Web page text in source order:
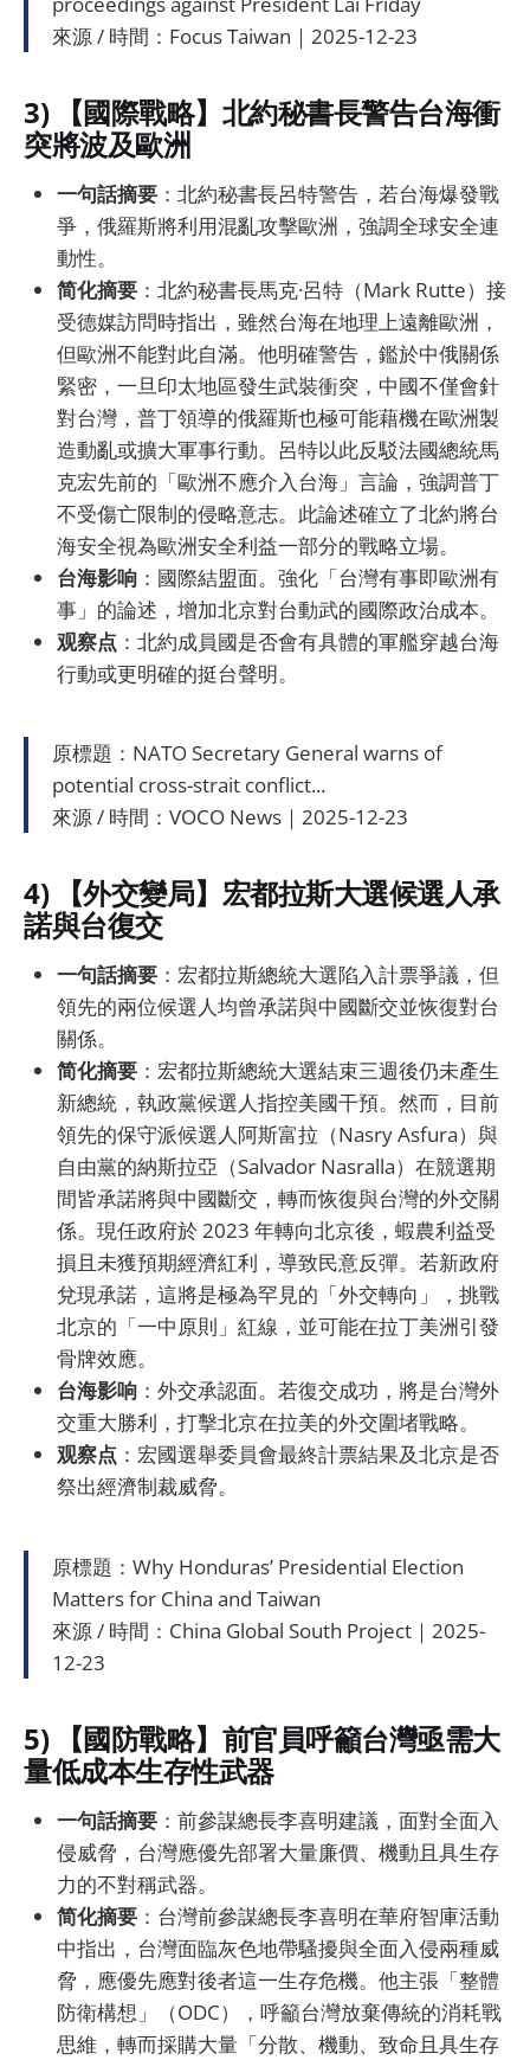
來源 / 時間：Focus Taiwan｜2025-12-23
3) 【國際戰略】北約秘書長警告台海衝
突將波及歐洲
一句話摘要 ：北約秘書長呂特警告，若台海爆發戰
爭，俄羅斯將利用混亂攻擊歐洲，強調全球安全連
動性。
简化摘要 ：北約秘書長馬克·呂特（Mark Rutte）接
受德媒訪問時指出，雖然台海在地理上遠離歐洲，
但歐洲不能對此自滿。他明確警告，鑑於中俄關係
緊密，一旦印太地區發生武裝衝突，中國不僅會針
對台灣，普丁領導的俄羅斯也極可能藉機在歐洲製
造動亂或擴大軍事行動。呂特以此反駁法國總統馬
克宏先前的「歐洲不應介入台海」言論，強調普丁
不受傷亡限制的侵略意志。此論述確立了北約將台
海安全視為歐洲安全利益一部分的戰略立場。
台海影响 ：國際結盟面。強化「台灣有事即歐洲有
事」的論述，增加北京對台動武的國際政治成本。
观察点 ：北約成員國是否會有具體的軍艦穿越台海
行動或更明確的挺台聲明。
原標題：NATO Secretary General warns of
potential cross-strait conflict...
來源 / 時間：VOCO News｜2025-12-23
4) 【外交變局】宏都拉斯大選候選人承
諾與台復交
一句話摘要 ：宏都拉斯總統大選陷入計票爭議，但
領先的兩位候選人均曾承諾與中國斷交並恢復對台
關係。
简化摘要 ：宏都拉斯總統大選結束三週後仍未產生
新總統，執政黨候選人指控美國干預。然而，目前
領先的保守派候選人阿斯富拉（Nasry Asfura）與
自由黨的納斯拉亞（Salvador Nasralla）在競選期
間皆承諾將與中國斷交，轉而恢復與台灣的外交關
係。現任政府於 2023 年轉向北京後，蝦農利益受
損且未獲預期經濟紅利，導致民意反彈。若新政府
兌現承諾，這將是極為罕見的「外交轉向」，挑戰
北京的「一中原則」紅線，並可能在拉丁美洲引發
骨牌效應。
台海影响 ：外交承認面。若復交成功，將是台灣外
交重大勝利，打擊北京在拉美的外交圍堵戰略。
观察点 ：宏國選舉委員會最終計票結果及北京是否
祭出經濟制裁威脅。
原標題：Why Honduras’ Presidential Election
Matters for China and Taiwan
來源 / 時間：China Global South Project｜2025-
12-23
5) 【國防戰略】前官員呼籲台灣亟需大
量低成本生存性武器
一句話摘要 ：前參謀總長李喜明建議，面對全面入
侵威脅，台灣應優先部署大量廉價、機動且具生存
力的不對稱武器。
简化摘要 ：台灣前參謀總長李喜明在華府智庫活動
中指出，台灣面臨灰色地帶騷擾與全面入侵兩種威
脅，應優先應對後者這一生存危機。他主張「整體
防衛構想」（ODC），呼籲台灣放棄傳統的消耗戰
思維，轉而採購大量「分散、機動、致命且具生存